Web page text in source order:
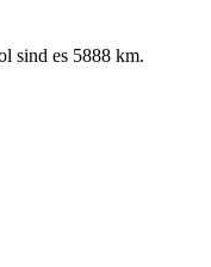
sind es 5888 km.